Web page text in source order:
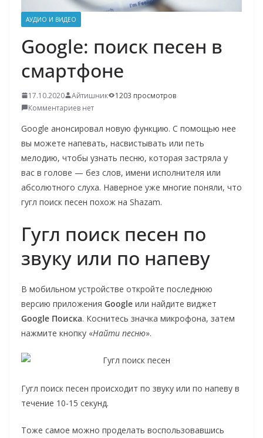
АУДИО И ВИДЕО
Google: поиск песен в
смартфоне
17.10.2020 Айтишник
1203 просмотров
Комментариев нет
Google анонсировал новую функцию. С помощью нее
вы можете напевать, насвистывать или петь
мелодию, чтобы узнать песню, которая застряла у
вас в голове — без слов, имени исполнителя или
абсолютного слуха. Наверное уже многие поняли, что
гугл поиск песен похож на Shazam.
Гугл поиск песен по
звуку или по напеву
В мобильном устройстве откройте последнюю
версию приложения Google или найдите виджет
Google Поиска. Коснитесь значка микрофона, затем
нажмите кнопку «Найти песню».
Гугл поиск песен происходит по звуку или по напеву в
течение 10-15 секунд.
Тоже самое можно проделать воспользовавшись